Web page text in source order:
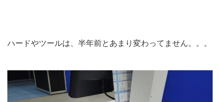
ハードやツールは、半年前とあまり変わってません。。。